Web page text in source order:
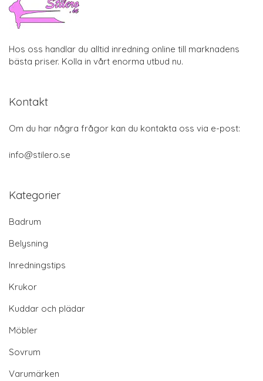
Hos oss handlar du alltid inredning online till marknadens
bästa priser. Kolla in vårt enorma utbud nu.
Kontakt
Om du har några frågor kan du kontakta oss via e-post:
info@stilero.se
Kategorier
Badrum
Belysning
Inredningstips
Krukor
Kuddar och plädar
Möbler
Sovrum
Varumärken